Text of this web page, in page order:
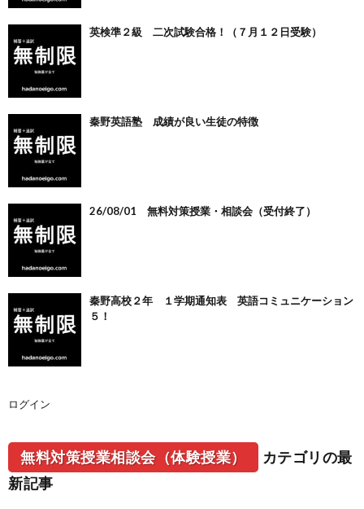
英検準２級 二次試験合格！（７月１２日受験）
秦野英語塾 成績が良い生徒の特徴
26/08/01 無料対策授業・相談会（受付終了）
秦野高校２年 １学期通知表 英語コミュニケーション
５！
ログイン
無料対策授業相談会（体験授業）
カテゴリの最
新記事